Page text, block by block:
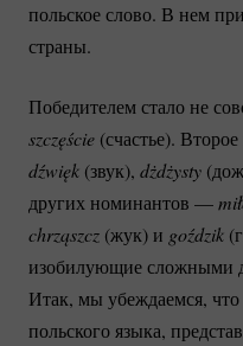
польское слово. В нем
страны.
Победителем стало не
szczęście (счастье).
dźwięk (звук), dżdżysty
других номинантов —
chrząszcz (жук) и goździk
изобилующие сложными
Итак, мы убеждаемся,
польского языка,